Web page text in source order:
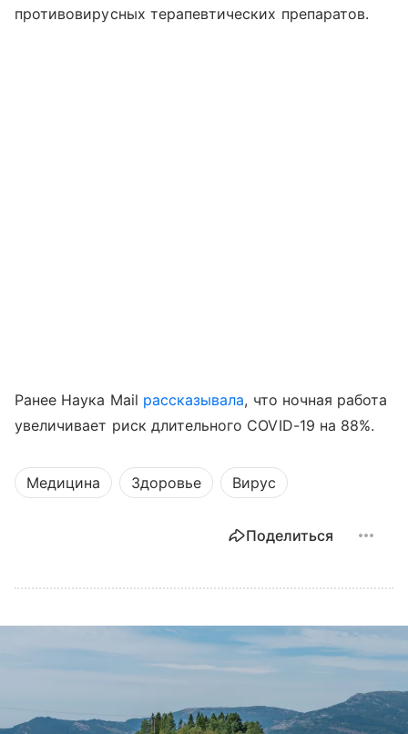
противовирусных терапевтических препаратов.
Ранее Наука Mail рассказывала, что ночная работа
увеличивает риск длительного COVID-19 на 88%.
Медицина Здоровье Вирус
Поделиться